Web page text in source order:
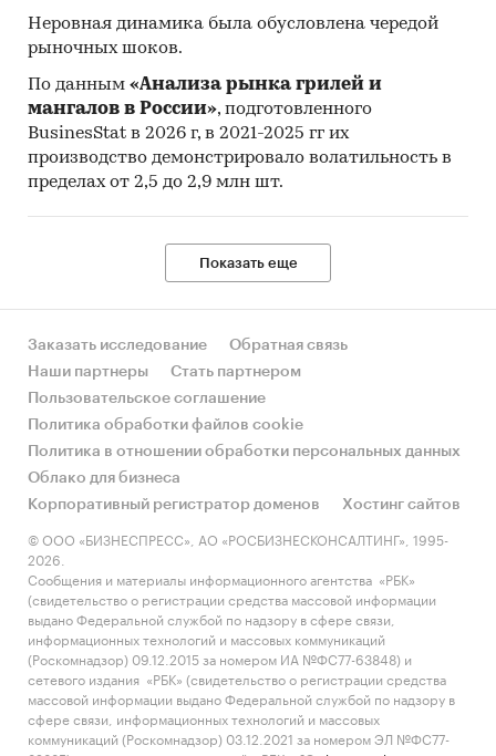
Неровная динамика была обусловлена чередой
рыночных шоков.
По данным «Анализа рынка грилей и
мангалов в России», подготовленного
BusinesStat в 2026 г, в 2021-2025 гг их
производство демонстрировало волатильность в
пределах от 2,5 до 2,9 млн шт.
Показать еще
Заказать исследование
Обратная связь
Наши партнеры
Стать партнером
Пользовательское соглашение
Политика обработки файлов cookie
Политика в отношении обработки персональных данных
Облако для бизнеса
Корпоративный регистратор доменов
Хостинг сайтов
© ООО «БИЗНЕСПРЕСС», АО «РОСБИЗНЕСКОНСАЛТИНГ», 1995-
2026.
Сообщения и материалы информационного агентства «РБК»
(свидетельство о регистрации средства массовой информации
выдано Федеральной службой по надзору в сфере связи,
информационных технологий и массовых коммуникаций
(Роскомнадзор) 09.12.2015 за номером ИА №ФС77-63848) и
сетевого издания «РБК» (свидетельство о регистрации средства
массовой информации выдано Федеральной службой по надзору в
сфере связи, информационных технологий и массовых
коммуникаций (Роскомнадзор) 03.12.2021 за номером ЭЛ №ФС77-